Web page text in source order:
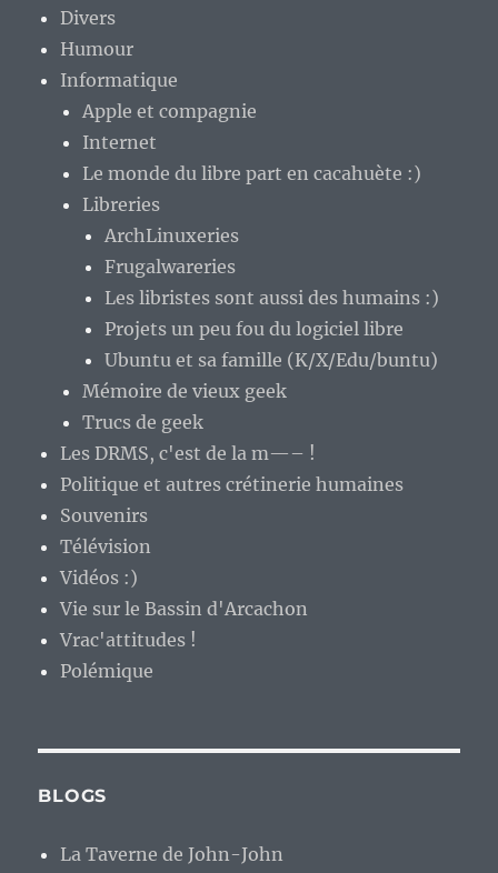
Divers
Humour
Informatique
Apple et compagnie
Internet
Le monde du libre part en cacahuète :)
Libreries
ArchLinuxeries
Frugalwareries
Les libristes sont aussi des humains :)
Projets un peu fou du logiciel libre
Ubuntu et sa famille (K/X/Edu/buntu)
Mémoire de vieux geek
Trucs de geek
Les DRMS, c'est de la m—– !
Politique et autres crétinerie humaines
Souvenirs
Télévision
Vidéos :)
Vie sur le Bassin d'Arcachon
Vrac'attitudes !
Polémique
BLOGS
La Taverne de John-John